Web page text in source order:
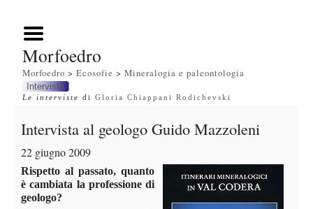
Morfoedro
Morfoedro > Ecosofie > Mineralogia e paleontologia
Interviste
Le interviste di Gloria Chiappani Rodichevski
Intervista al geologo Guido Mazzoleni
22 giugno 2009
Rispetto al passato, quanto
è cambiata la professione di
geologo?